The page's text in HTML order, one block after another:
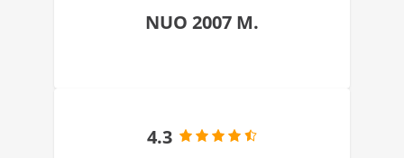
NUO 2007 M.
4.3